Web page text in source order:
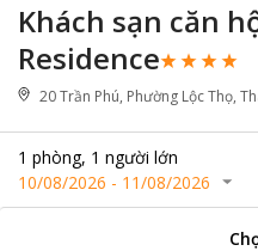
Khách sạn căn
Residence
20 Trần Phú, Phường Lộc Thọ,
1 phòng, 1 người lớn
10/08/2026 - 11/08/2026